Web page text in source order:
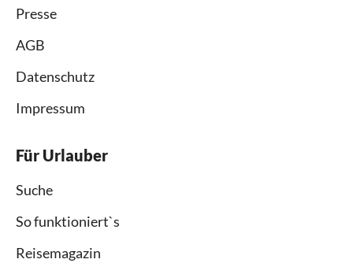
Presse
AGB
Datenschutz
Impressum
Für Urlauber
Suche
So funktioniert`s
Reisemagazin